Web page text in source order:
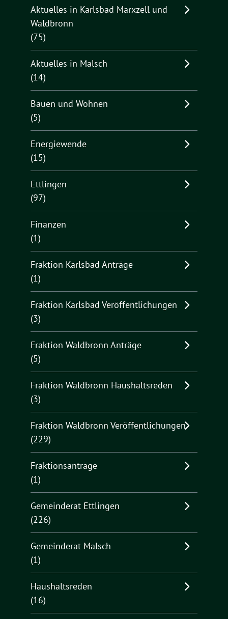
Aktuelles in Karlsbad Marxzell und
Waldbronn
(75)
Aktuelles in Malsch
(14)
Bauen und Wohnen
(5)
Energiewende
(15)
Ettlingen
(97)
Finanzen
(1)
Fraktion Karlsbad Anträge
(1)
Fraktion Karlsbad Veröffentlichungen
(3)
Fraktion Waldbronn Anträge
(5)
Fraktion Waldbronn Haushaltsreden
(3)
Fraktion Waldbronn Veröffentlichungen
(229)
Fraktionsanträge
(1)
Gemeinderat Ettlingen
(226)
Gemeinderat Malsch
(1)
Haushaltsreden
(16)